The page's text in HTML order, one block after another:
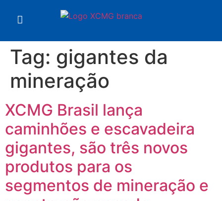
Tag: gigantes da
mineração
XCMG Brasil lança
caminhões e escavadeira
gigantes, são três novos
produtos para os
segmentos de mineração e